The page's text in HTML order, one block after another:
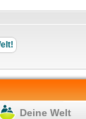
Deine Welt